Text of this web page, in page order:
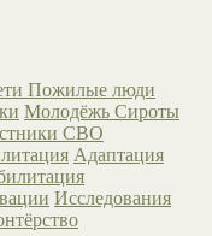
Пожилые люди
Молодёжь Сироты
СВО
Адаптация
Исследования